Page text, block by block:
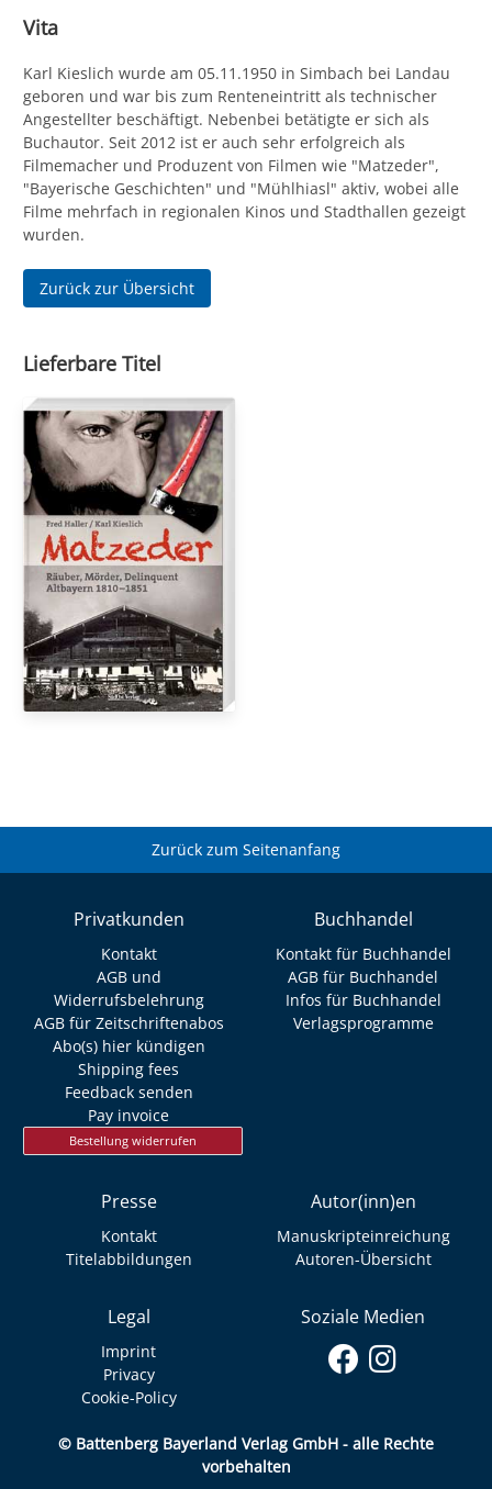
Vita
Karl Kieslich wurde am 05.11.1950 in Simbach bei Landau
geboren und war bis zum Renteneintritt als technischer
Angestellter beschäftigt. Nebenbei betätigte er sich als
Buchautor. Seit 2012 ist er auch sehr erfolgreich als
Filmemacher und Produzent von Filmen wie "Matzeder",
"Bayerische Geschichten" und "Mühlhiasl" aktiv, wobei alle
Filme mehrfach in regionalen Kinos und Stadthallen gezeigt
wurden.
Zurück zur Übersicht
Lieferbare Titel
Zurück zum Seitenanfang
Privatkunden
Kontakt
AGB und
Widerrufsbelehrung
AGB für Zeitschriftenabos
Abo(s) hier kündigen
Shipping fees
Feedback senden
Pay invoice
Bestellung widerrufen
Buchhandel
Kontakt für Buchhandel
AGB für Buchhandel
Infos für Buchhandel
Verlagsprogramme
Presse
Kontakt
Titelabbildungen
Autor(inn)en
Manuskripteinreichung
Autoren-Übersicht
Legal
Imprint
Privacy
Cookie-Policy
Soziale Medien
© Battenberg Bayerland Verlag GmbH - alle Rechte
vorbehalten